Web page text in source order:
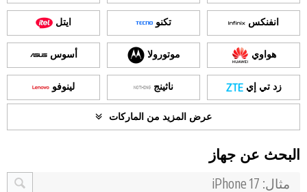
انفنكس تكنو ايتل
هواوي موتورولا أسوس
زد تي إي ناثينج لينوفو
عرض المزيد من الماركات
البحث عن جهاز